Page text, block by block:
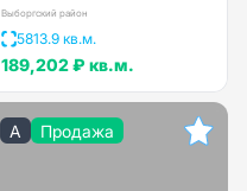
Выборгский район
5813.9 кв.м.
189,202 ₽ кв.м.
A Продажа